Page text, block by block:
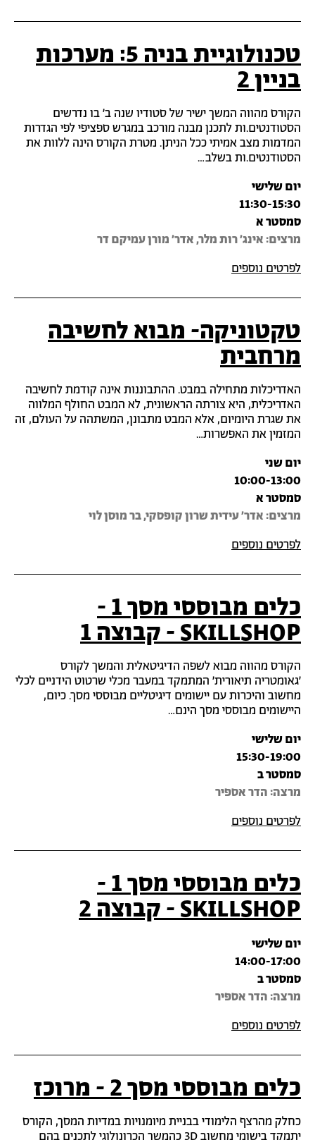
טכנולוגיית בניה 5: מערכות
בניין 2
הקורס מהווה המשך ישיר של סטודיו שנה ב' בו נדרשים
הסטודנטים.ות לתכנן מבנה מורכב במגרש ספציפי לפי הגדרות
המדמות מצב אמיתי ככל הניתן. מטרת הקורס הינה ללוות את
הסטודנטים.ות בשלב…
יום שלישי
11:30-15:30
מרצים: אינג' רות מלר, אדר' מורן עמיקם דר
סמסטר א
לפרטים נוספים
טקטוניקה- מבוא לחשיבה
מרחבית
האדריכלות מתחילה במבט. ההתבוננות אינה קודמת לחשיבה
האדריכלית, היא צורתה הראשונית, לא המבט החולף המלווה
את שגרת היומיום, אלא המבט מתבונן, המשתהה על העולם, זה
המזמין את האפשרות…
יום שני
10:00-13:00
מרצים: אדר' עידית שרון קופסקי, בר מוסן לוי
סמסטר א
לפרטים נוספים
כלים מבוססי מסך 1 -
SKILLSHOP - קבוצה 1
הקורס מהווה מבוא לשפה הדיגיטאלית והמשך לקורס
'גאומטריה תיאורית' המתמקד במעבר מכלי שרטוט הידניים לכלי
מחשוב והיכרות עם יישומים דיגיטליים מבוססי מסך. כיום,
היישומים מבוססי מסך הינם…
יום שלישי
15:30-19:00
מרצה‎: הדר אספיר
סמסטר ב
לפרטים נוספים
כלים מבוססי מסך 1 -
SKILLSHOP - קבוצה 2
יום שלישי
14:00-17:00
מרצה‎: הדר אספיר
סמסטר ב
לפרטים נוספים
כלים מבוססי מסך 2 - מרוכז
כחלק מהרצף הלימודי בבניית מיומנויות במדיות המסך, הקורס
יתמקד בישומי מחשוב 3D כהמשך הכרונולוגי לתכנים בהם